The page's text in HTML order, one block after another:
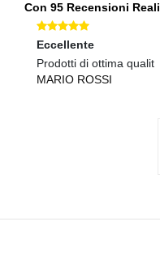
Con 95 Recensioni Reali
Eccellente
Prodotti di ottima qualit
MARIO ROSSI